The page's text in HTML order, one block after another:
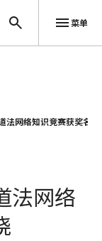
菜单
法网络知识竞赛获奖名单
法网络